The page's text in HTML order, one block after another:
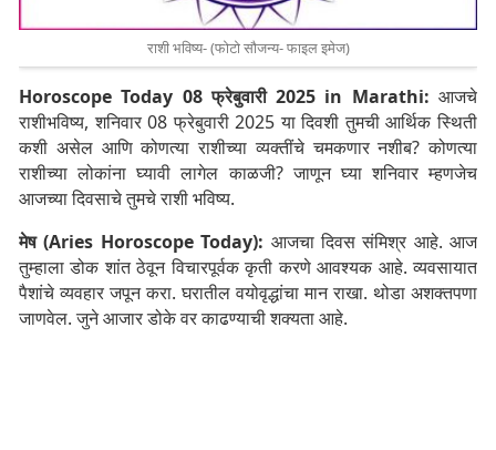
राशी भविष्य- (फोटो सौजन्य- फाइल इमेज)
Horoscope Today 08 फ्रेबुवारी 2025 in Marathi: आजचे
राशीभविष्य, शनिवार 08 फ्रेबुवारी 2025 या दिवशी तुमची आर्थिक स्थिती
कशी असेल आणि कोणत्या राशीच्या व्यक्तींचे चमकणार नशीब? कोणत्या
राशीच्या लोकांना घ्यावी लागेल काळजी? जाणून घ्या शनिवार म्हणजेच
आजच्या दिवसाचे तुमचे राशी भविष्य.
मेष (Aries Horoscope Today): आजचा दिवस संमिश्र आहे. आज
तुम्हाला डोक शांत ठेवून विचारपूर्वक कृती करणे आवश्यक आहे. व्यवसायात
पैशांचे व्यवहार जपून करा. घरातील वयोवृद्धांचा मान राखा. थोडा अशक्तपणा
जाणवेल. जुने आजार डोके वर काढण्याची शक्यता आहे.